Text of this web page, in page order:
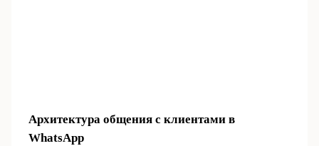
Архитектура общения с клиентами в
WhatsApp